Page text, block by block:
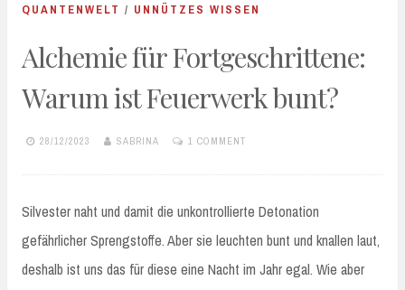
QUANTENWELT / UNNÜTZES WISSEN
Alchemie für Fortgeschrittene:
Warum ist Feuerwerk bunt?
28/12/2023 SABRINA 1 COMMENT
Silvester naht und damit die unkontrollierte Detonation
gefährlicher Sprengstoffe. Aber sie leuchten bunt und knallen laut,
deshalb ist uns das für diese eine Nacht im Jahr egal. Wie aber